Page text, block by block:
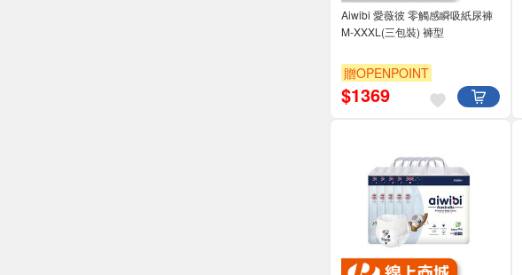
Aiwibi 愛薇彼 零觸感瞬吸紙尿褲
M-XXXL(三包裝) 褲型
贈OPENPOINT
$1369